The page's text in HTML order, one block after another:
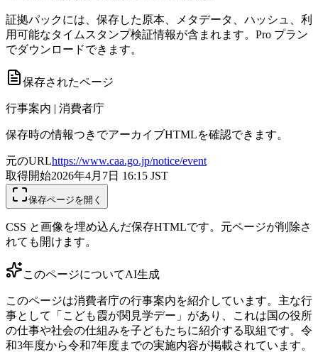
証拠パックには、保存した原本、メタデータ、ハッシュ、利
用可能なタイムスタンプ検証情報が含まれます。Pro プラン
でダウンロードできます。
保存されたページ
行事案内 | 消費者庁
保存時の情報つきでアーカイブHTMLを確認できます。
元のURLhttps://www.caa.go.jp/notice/event
取得開始2026年4月7日 16:15 JST
保存ページを開く
CSS と画像を埋め込んだ保存HTMLです。元ページが削除さ
れても開けます。
このページについてAI生成
このページは消費者庁の行事案内を紹介しています。主な行
事として「こども霞が関見学デー」があり、これは国の役所
の仕事や社会の仕組みを子どもたちに紹介する取組です。令
和3年度から令和7年度までの実施内容が掲載されています。